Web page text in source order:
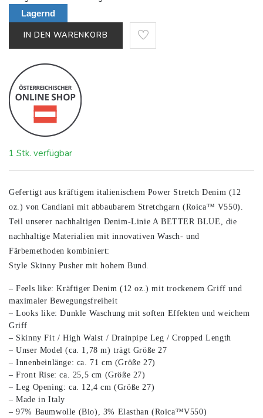
Lagernd
IN DEN WARENKORB
1 Stk. verfügbar
Gefertigt aus kräftigem italienischem Power Stretch Denim (12
oz.) von Candiani mit abbaubarem Stretchgarn (Roica™ V550).
Teil unserer nachhaltigen Denim-Linie A BETTER BLUE, die
nachhaltige Materialien mit innovativen Wasch- und
Färbemethoden kombiniert:
Style Skinny Pusher mit hohem Bund.
– Feels like: Kräftiger Denim (12 oz.) mit trockenem Griff und
maximaler Bewegungsfreiheit
– Looks like: Dunkle Waschung mit soften Effekten und weichem
Griff
– Skinny Fit / High Waist / Drainpipe Leg / Cropped Length
– Unser Model (ca. 1,78 m) trägt Größe 27
– Innenbeinlänge: ca. 71 cm (Größe 27)
– Front Rise: ca. 25,5 cm (Größe 27)
– Leg Opening: ca. 12,4 cm (Größe 27)
– Made in Italy
– 97% Baumwolle (Bio), 3% Elasthan (Roica™V550)